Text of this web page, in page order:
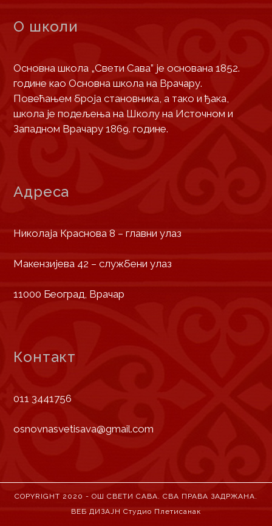
О школи
Основна школа „Свети Сава” је основана 1852.
године као Основна школа на Врачару.
Повећањем броја становника, а тако и ђака,
школа је подељења на Школу на Источном и
Западном Врачару 1869. године.
Адреса
Николаја Краснова 8 – главни улаз
Макензијева 42 – службени улаз
11000 Београд, Врачар
Контакт
011 3441756
osnovnasvetisava@gmail.com
COPYRIGHT 2020 - ОШ СВЕТИ САВА. СВА ПРАВА ЗАДРЖАНА.
ВЕБ ДИЗАЈН Студио Плетисанак